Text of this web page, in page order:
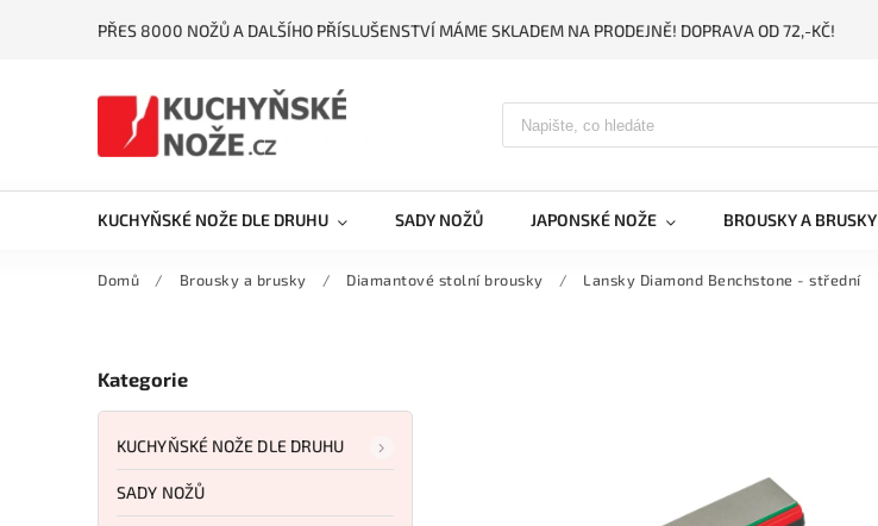
PŘES 8000 NOŽŮ A DALŠÍHO PŘÍSLUŠENSTVÍ MÁME SKLADEM NA PRODEJNĚ! DOPRAVA OD 72,-KČ!
KUCHYŇSKÉ NOŽE DLE DRUHU SADY NOŽŮ JAPONSKÉ NOŽE BROUSKY A BRUSKY
Domů / Brousky a brusky / Diamantové stolní brousky / Lansky Diamond Benchstone - střední
Kategorie
KUCHYŇSKÉ NOŽE DLE DRUHU
SADY NOŽŮ